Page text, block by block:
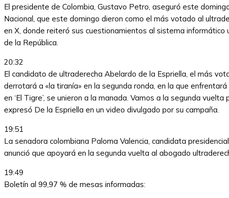
El presidente de Colombia, Gustavo Petro, aseguró este
Nacional, que este domingo dieron como el más votado al
en X, donde reiteró sus cuestionamientos al sistema
de la República.
20:32
El candidato de ultraderecha Abelardo de la Espriella, el más
derrotará a «la tiranía» en la segunda ronda, en la que
en ‘El Tigre’, se unieron a la manada. Vamos a la segunda
expresó De la Espriella en un video divulgado por su campaña.
19:51
La senadora colombiana Paloma Valencia, candidata
anunció que apoyará en la segunda vuelta al abogado
19:49
Boletín al 99,97 % de mesas informadas: